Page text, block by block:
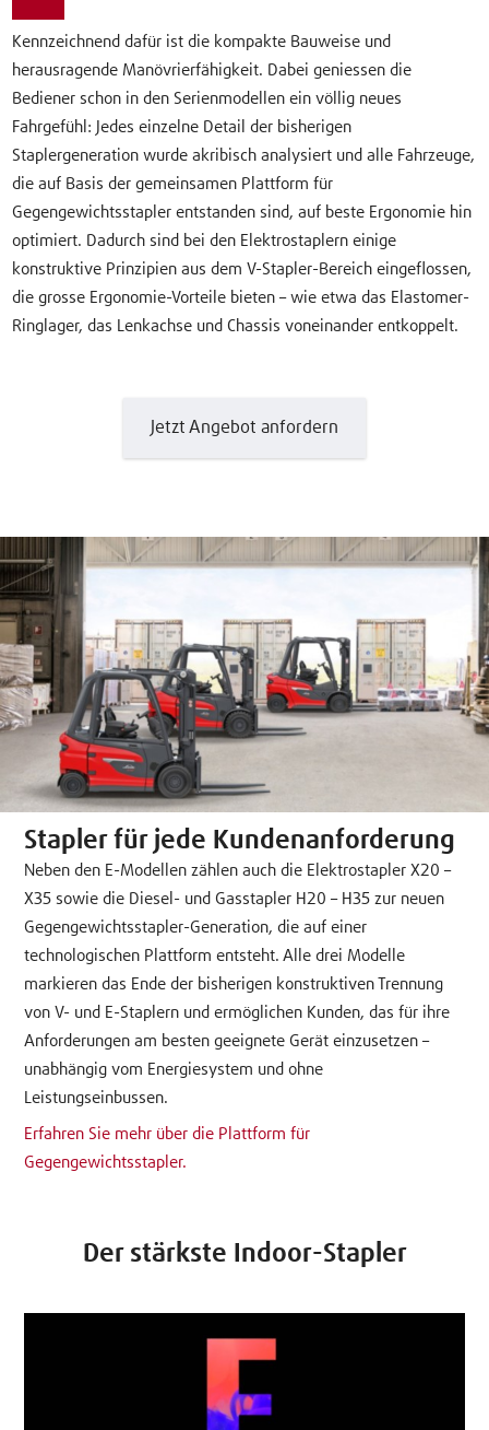
Kennzeichnend dafür ist die kompakte Bauweise und
herausragende Manövrierfähigkeit. Dabei geniessen die
Bediener schon in den Serienmodellen ein völlig neues
Fahrgefühl: Jedes einzelne Detail der bisherigen
Staplergeneration wurde akribisch analysiert und alle Fahrzeuge,
die auf Basis der gemeinsamen Plattform für
Gegengewichtsstapler entstanden sind, auf beste Ergonomie hin
optimiert. Dadurch sind bei den Elektrostaplern einige
konstruktive Prinzipien aus dem V-Stapler-Bereich eingeflossen,
die grosse Ergonomie-Vorteile bieten – wie etwa das Elastomer-
Ringlager, das Lenkachse und Chassis voneinander entkoppelt.
Jetzt Angebot anfordern
Stapler für jede Kundenanforderung
Neben den E-Modellen zählen auch die Elektrostapler X20 –
X35 sowie die Diesel- und Gasstapler H20 – H35 zur neuen
Gegengewichtsstapler-Generation, die auf einer
technologischen Plattform entsteht. Alle drei Modelle
markieren das Ende der bisherigen konstruktiven Trennung
von V- und E-Staplern und ermöglichen Kunden, das für ihre
Anforderungen am besten geeignete Gerät einzusetzen –
unabhängig vom Energiesystem und ohne
Leistungseinbussen.
Erfahren Sie mehr über die Plattform für
Gegengewichtsstapler.
Der stärkste Indoor-Stapler